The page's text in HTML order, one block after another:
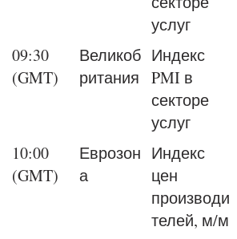
услуг
09:30
(GMT)
Великоб
ритания
Индекс
PMI в
секторе
услуг
10:00
(GMT)
Еврозон
а
Индекс
цен
производи
телей, м/м